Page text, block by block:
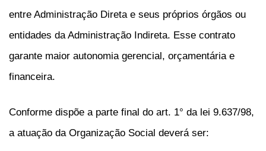
entre Administração Direta e seus próprios órgãos ou
entidades da Administração Indireta. Esse contrato
garante maior autonomia gerencial, orçamentária e
financeira.
Conforme dispõe a parte final do art. 1° da lei 9.637/98,
a atuação da Organização Social deverá ser: